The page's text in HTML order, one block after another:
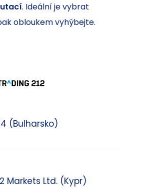
. Ideální je vybrat
obloukem vyhýbejte.
(Bulharsko)
Markets Ltd. (Kypr)